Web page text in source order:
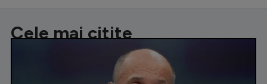
Cele mai citite